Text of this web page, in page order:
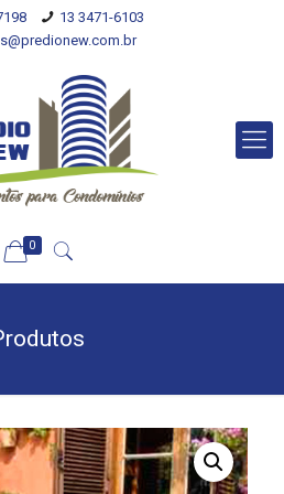
13 3471-6103
0